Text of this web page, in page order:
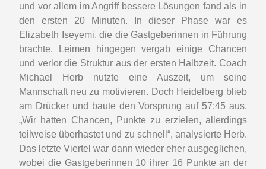
und vor allem im Angriff bessere Lösungen fand als in
den ersten 20 Minuten. In dieser Phase war es
Elizabeth Iseyemi, die die Gastgeberinnen in Führung
brachte. Leimen hingegen vergab einige Chancen
und verlor die Struktur aus der ersten Halbzeit. Coach
Michael Herb nutzte eine Auszeit, um seine
Mannschaft neu zu motivieren. Doch Heidelberg blieb
am Drücker und baute den Vorsprung auf 57:45 aus.
„Wir hatten Chancen, Punkte zu erzielen, allerdings
teilweise überhastet und zu schnell“, analysierte Herb.
Das letzte Viertel war dann wieder eher ausgeglichen,
wobei die Gastgeberinnen 10 ihrer 16 Punkte an der